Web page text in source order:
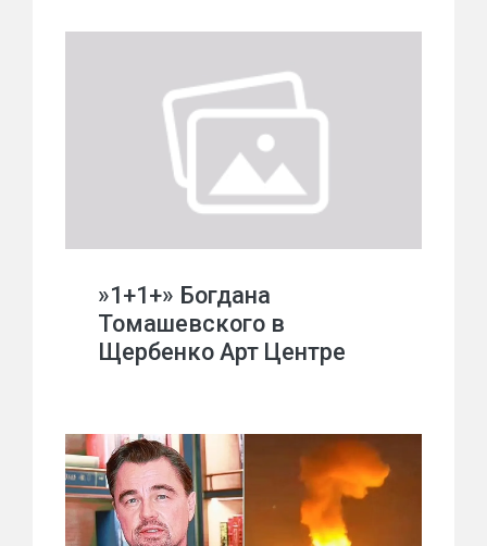
»1+1+» Богдана
Томашевского в
Щербенко Арт Центре